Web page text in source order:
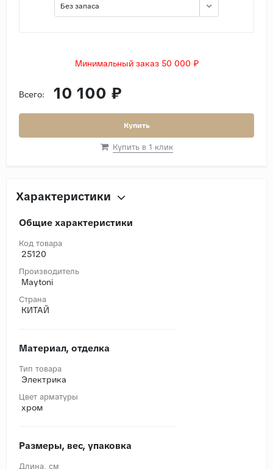
Без запаса
Минимальный заказ 50 000 ₽
Всего: 10 100 ₽
Купить
Купить в 1 клик
Характеристики
Общие характеристики
Код товара
25120
Производитель
Maytoni
Страна
КИТАЙ
Материал, отделка
Тип товара
Электрика
Цвет арматуры
хром
Размеры, вес, упаковка
Длина, cм